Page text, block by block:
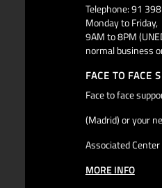
Telephone: 91
Monday to Friday,
9AM to 8PM
normal business
FACE TO FACE
Face to face
(Madrid) or your
Associated Center
MORE INFO